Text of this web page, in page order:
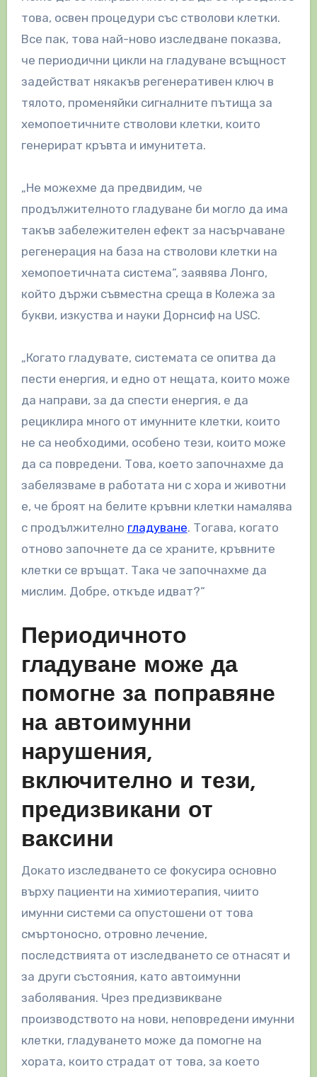
това, освен процедури със стволови клетки.
Все пак, това най-ново изследване показва,
че периодични цикли на гладуване всъщност
задействат някакъв регенеративен ключ в
тялото, променяйки сигналните пътища за
хемопоетичните стволови клетки, които
генерират кръвта и имунитета.
„Не можехме да предвидим, че
продължителното гладуване би могло да има
такъв забележителен ефект за насърчаване
регенерация на база на стволови клетки на
хемопоетичната система“, заявява Лонго,
който държи съвместна среща в Колежа за
букви, изкуства и науки Дорнсиф на USC.
„Когато гладувате, системата се опитва да
пести енергия, и едно от нещата, които може
да направи, за да спести енергия, е да
рециклира много от имунните клетки, които
не са необходими, особено тези, които може
да са повредени. Това, което започнахме да
забелязваме в работата ни с хора и животни
е, че броят на белите кръвни клетки намалява
с продължително гладуване. Тогава, когато
отново започнете да се храните, кръвните
клетки се връщат. Така че започнахме да
мислим. Добре, откъде идват?“
Периодичното
гладуване може да
помогне за поправяне
на автоимунни
нарушения,
включително и тези,
предизвикани от
ваксини
Докато изследването се фокусира основно
върху пациенти на химиотерапия, чиито
имунни системи са опустошени от това
смъртоносно, отровно лечение,
последствията от изследването се отнасят и
за други състояния, като автоимунни
заболявания. Чрез предизвикване
производството на нови, неповредени имунни
клетки, гладуването може да помогне на
хората, които страдат от това, за което